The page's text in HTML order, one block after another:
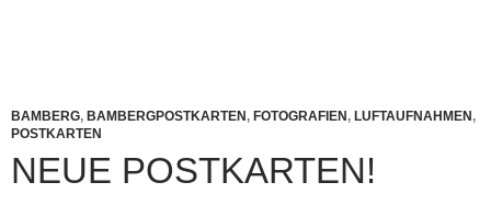
BAMBERG, BAMBERGPOSTKARTEN , FOTOGRAFIEN , LUFTAUFNAHMEN ,
POSTKARTEN
NEUE POSTKARTEN!